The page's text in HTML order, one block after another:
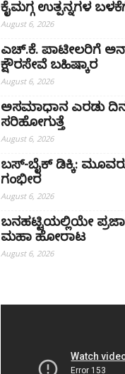
ಕೈಮಗ್ಗ ಉತ್ಪನ್ನಗಳ
August 6, 2026
ಎಚ್‌.ಕೆ. ಪಾಟೀಲರಿಗೆ
ಕ್ಷೌರಸೇವೆ ಬಹಿಷ್ಕಾರ
August 6, 2026
ಅಸಮಾಧಾನ ಎರಡು
ಸರಿಹೋಗುತ್ತೆ
August 6, 2026
ಬಸ್-ಬೈಕ್ ಡಿಕ್ಕಿ:
ಗಂಭೀರ
August 6, 2026
ಬನಹಟ್ಟಿಯಲ್ಲಿಯೇ
ಮಹಾ ಹೋರಾಟ
August 6, 2026